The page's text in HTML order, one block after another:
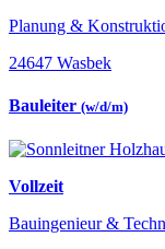
Planung &
24647 Wasbek
Bauleiter (w/d/m)
Vollzeit
Bauingenieur &